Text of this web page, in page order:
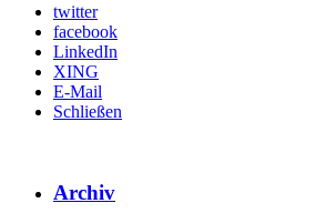
twitter
facebook
LinkedIn
XING
E-Mail
Schließen
Archiv